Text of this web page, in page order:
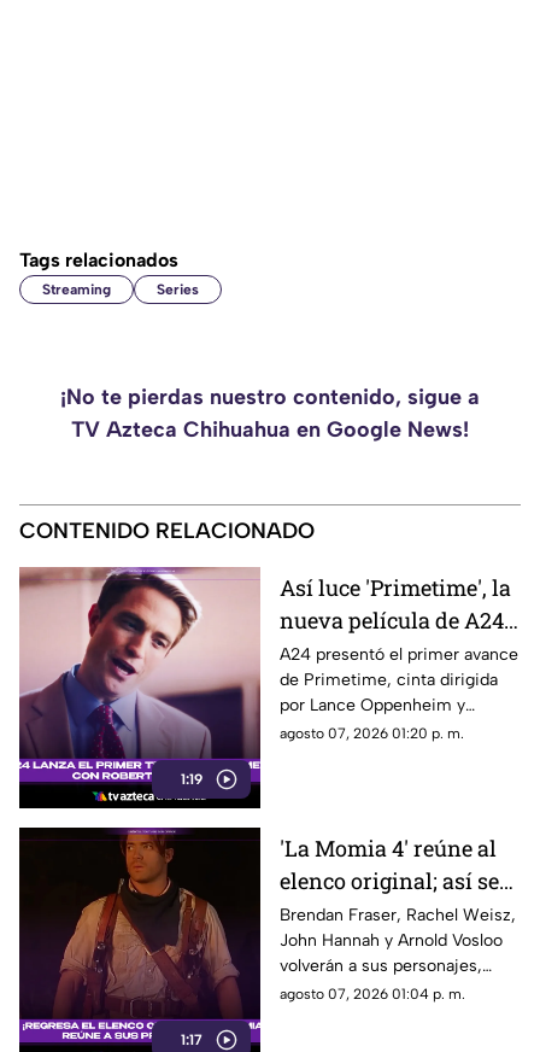
Tags relacionados
Streaming Series
¡No te pierdas nuestro contenido, sigue a
TV Azteca Chihuahua en Google News!
CONTENIDO RELACIONADO
1:19
Así luce 'Primetime', la
nueva película de A24
con Robert Pattinson
como protagonista
A24 presentó el primer avance
de Primetime, cinta dirigida
por Lance Oppenheim y
protagonizada por Robert
agosto 07, 2026 01:20 p. m.
1:17
'La Momia 4' reúne al
elenco original; así será
el regreso de Rick
O’Connell e Imhotep
Brendan Fraser, Rachel Weisz,
John Hannah y Arnold Vosloo
volverán a sus personajes,
mientras Oded Fehr y Kevin J.
agosto 07, 2026 01:04 p. m.